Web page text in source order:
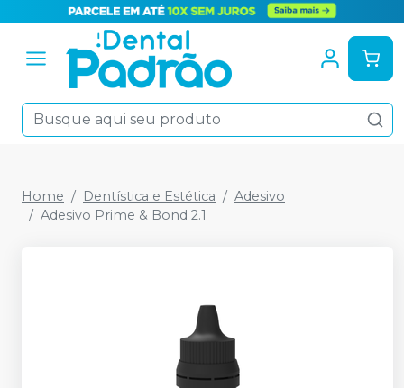
Home Dentística e Estética
Adesivo
Adesivo Prime & Bond 2.1